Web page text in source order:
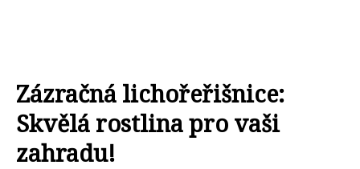
Zázračná lichořeřišnice:
Skvělá rostlina pro vaši
zahradu!